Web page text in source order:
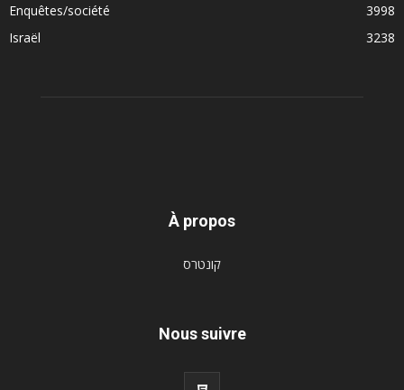
Enquêtes/société
3998
Israël
3238
À propos
קונטרס
Nous suivre